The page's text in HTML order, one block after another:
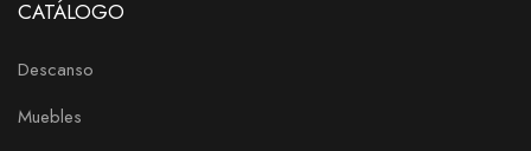
CATÁLOGO
Descanso
Muebles